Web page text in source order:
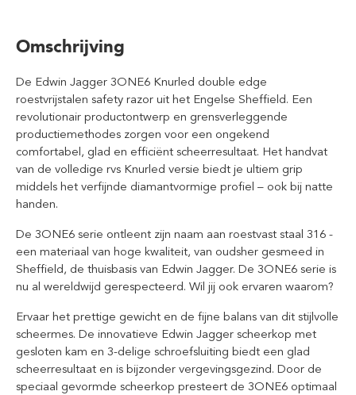
Omschrijving
De Edwin Jagger 3ONE6 Knurled double edge
roestvrijstalen safety razor uit het Engelse Sheffield. Een
revolutionair productontwerp en grensverleggende
productiemethodes zorgen voor een ongekend
comfortabel, glad en efficiënt scheerresultaat. Het handvat
van de volledige rvs Knurled versie biedt je ultiem grip
middels het verfijnde diamantvormige profiel – ook bij natte
handen.
De 3ONE6 serie ontleent zijn naam aan roestvast staal 316 -
een materiaal van hoge kwaliteit, van oudsher gesmeed in
Sheffield, de thuisbasis van Edwin Jagger. De 3ONE6 serie is
nu al wereldwijd gerespecteerd. Wil jij ook ervaren waarom?
Ervaar het prettige gewicht en de fijne balans van dit stijlvolle
scheermes. De innovatieve Edwin Jagger scheerkop met
gesloten kam en 3-delige schroefsluiting biedt een glad
scheerresultaat en is bijzonder vergevingsgezind. Door de
speciaal gevormde scheerkop presteert de 3ONE6 optimaal